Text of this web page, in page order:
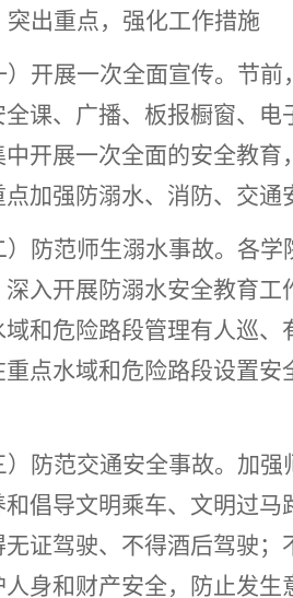
突出重点，强化工作措施
）开展一次全面宣传。 节前
课、广播、板报橱窗、
中开展一次全面的安全教
加强防溺水、消防、交通
）防范师生溺水事故。 各学
深入开展防溺水安全教育
域和危险路段管理有人巡
重点水域和危险路段设置
）防范交通安全事故。 加强
和倡导文明乘车、文明过
无证驾驶、不得酒后驾驶
身和财产安全，防止发生